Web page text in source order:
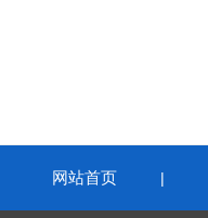
网站首页 |